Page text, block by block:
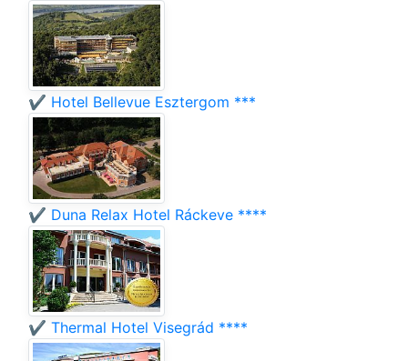
✔️ Hotel Bellevue Esztergom ***
✔️ Duna Relax Hotel Ráckeve ****
✔️ Thermal Hotel Visegrád ****